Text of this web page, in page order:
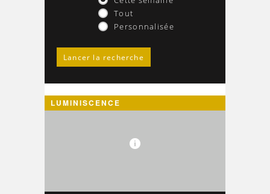
Tout
Personnalisée
LUMINISCENCE